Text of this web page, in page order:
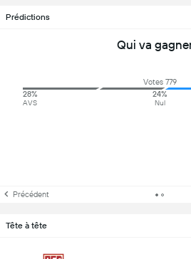
Prédictions
Qui va
Votes 779
28%
AVS
24%
Nul
Précédent
Tête à tête